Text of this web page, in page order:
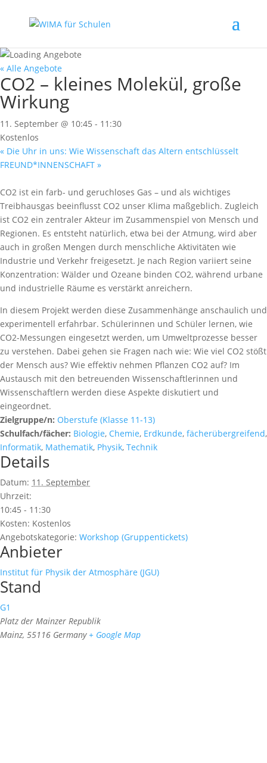
« Alle Angebote
CO2 – kleines Molekül, große
Wirkung
11. September @ 10:45 - 11:30
Kostenlos
« Die Uhr in uns: Wie Wissenschaft das Altern entschlüsselt
FREUND*INNENSCHAFT »
CO2 ist ein farb- und geruchloses Gas – und als wichtiges
Treibhausgas beeinflusst CO2 unser Klima maßgeblich. Zugleich
ist CO2 ein zentraler Akteur im Zusammenspiel von Mensch und
Regionen. Es entsteht natürlich, etwa bei der Atmung, wird aber
auch in großen Mengen durch menschliche Aktivitäten wie
Industrie und Verkehr freigesetzt. Je nach Region variiert seine
Konzentration: Wälder und Ozeane binden CO2, während urbane
und industrielle Räume es verstärkt anreichern.
In diesem Projekt werden diese Zusammenhänge anschaulich und
experimentell erfahrbar. Schülerinnen und Schüler lernen, wie
CO2-Messungen eingesetzt werden, um Umweltprozesse besser
zu verstehen. Dabei gehen sie Fragen nach wie: Wie viel CO2 stößt
der Mensch aus? Wie effektiv nehmen Pflanzen CO2 auf? Im
Austausch mit den betreuenden Wissenschaftlerinnen und
Wissenschaftlern werden diese Aspekte diskutiert und
eingeordnet.
Zielgruppe/n: Oberstufe (Klasse 11-13)
Schulfach/fächer: Biologie, Chemie, Erdkunde, fächerübergreifend,
Informatik, Mathematik, Physik, Technik
Details
Datum: 11. September
Uhrzeit:
10:45 - 11:30
Kosten: Kostenlos
Angebotskategorie: Workshop (Gruppentickets)
Anbieter
Institut für Physik der Atmosphäre (JGU)
Stand
G1
Platz der Mainzer Republik
Mainz, 55116 Germany + Google Map